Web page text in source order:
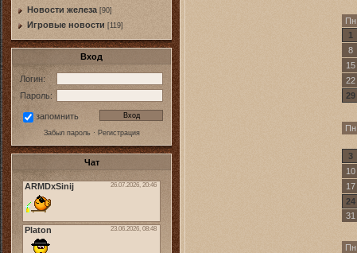
Новоcти железа [90]
Игровые новости [119]
Вход
Логин:
Пароль:
запомнить
Забыл пароль· Регистрация
Чат
Пн
1
8
15
22
29
Пн
3
10
17
24
31
Пн